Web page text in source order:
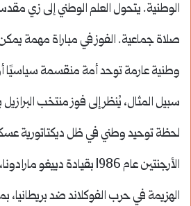
الوطنية. يتحول العلم الوطني إلى زي
صلاة جماعية. الفوز في مباراة مهمة
وطنية عارمة توحد أمة منقسمة سياسيًا
لحظة توحيد وطني في ظل ديكتاتورية
الأرجنتين عام 1986 بقيادة
الهزيمة في حرب الفوكلاند ضد بريطانيا،